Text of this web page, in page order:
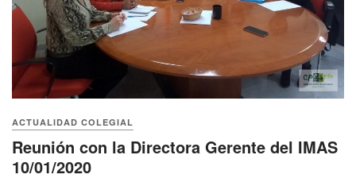
ACTUALIDAD COLEGIAL
Reunión con la Directora Gerente del IMAS
10/01/2020